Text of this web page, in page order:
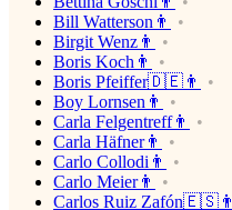
Bill Watterson👨
Birgit Wenz👨
Boris Koch👨
Boris Pfeiffer🇩🇪👨
Boy Lornsen👨
Carla Felgentreff👨
Carla Häfner👨
Carlo Collodi👨
Carlo Meier👨
Carlos Ruiz Zafón🇪🇸👨